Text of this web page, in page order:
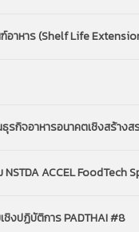
อาหาร (Shelf Life
กิจอาหารอนาคตเชิงสร้างส
ACCEL FoodTech
ชิงปฏิบัติการ PADTHAI #8